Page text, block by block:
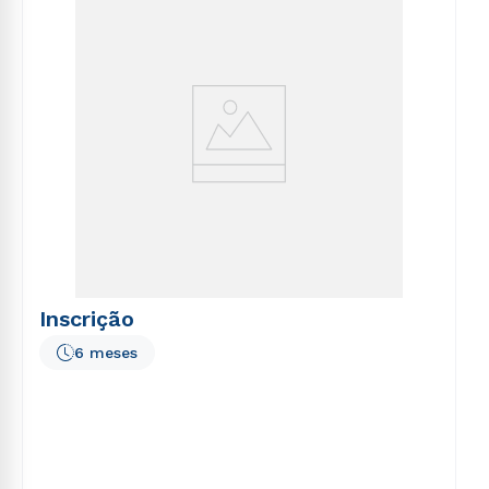
Inscrição
6 meses
Estou de acordo com aPolítica de Privacidade.